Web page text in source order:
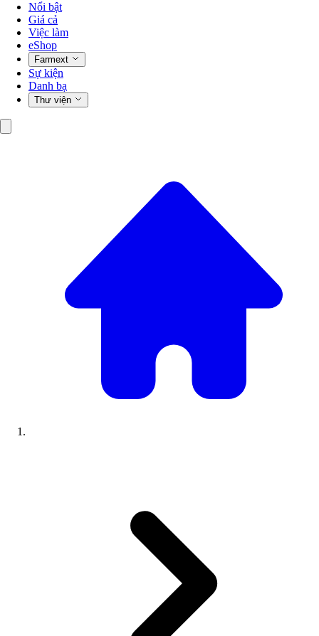
Nổi bật
Giá cả
Việc làm
eShop
Farmext
Sự kiện
Danh bạ
Thư viện